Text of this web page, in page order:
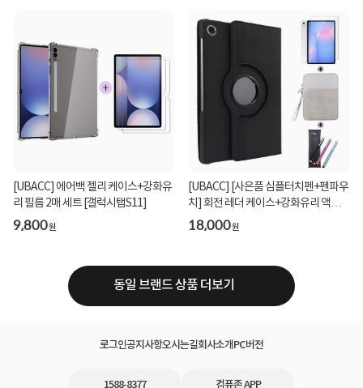
[UBACC] 에어백 젤리 케이스+강화유
리 필름 2매 세트 [갤럭시탭S11]
9,800원
[UBACC] [사은품 심플터치펜+펜파우
치] 회전 레더 케이스+강화유리 액정필
름+수납포켓...
18,000원
동일 브랜드 상품 더보기
로그인공지사항오시는길회사소개PC버전
1588-8377 컴퓨존 APP